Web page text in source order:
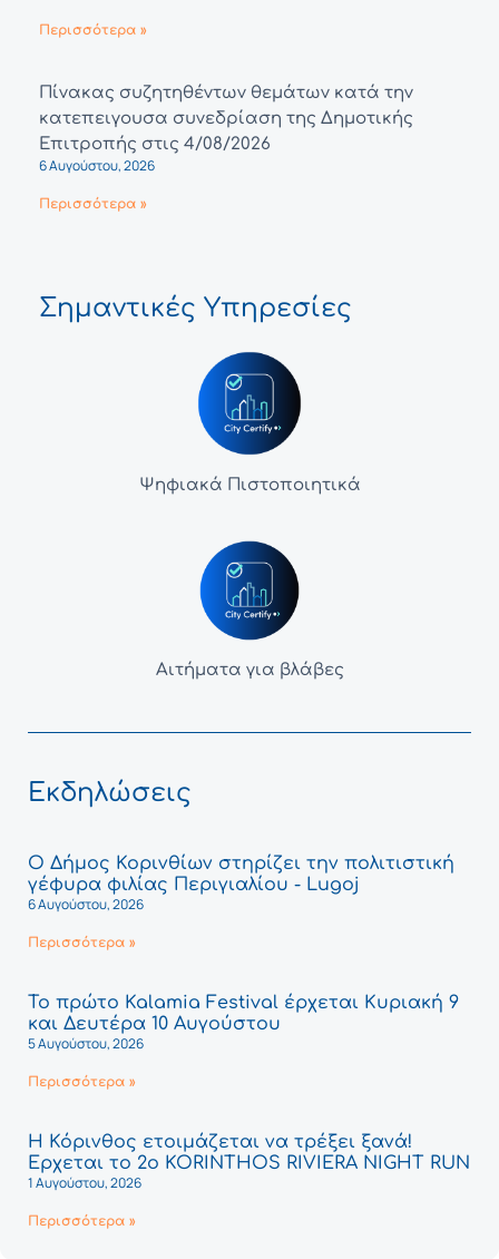
Περισσότερα »
Πίνακας συζητηθέντων θεμάτων κατά την
κατεπειγουσα συνεδρίαση της Δημοτικής
Επιτροπής στις 4/08/2026
6 Αυγούστου, 2026
Περισσότερα »
Σημαντικές Υπηρεσίες
Ψηφιακά Πιστοποιητικά
Αιτήματα για βλάβες
Εκδηλώσεις
Ο Δήμος Κορινθίων στηρίζει την πολιτιστική
γέφυρα φιλίας Περιγιαλίου - Lugoj
6 Αυγούστου, 2026
Περισσότερα »
Το πρώτο Kalamia Festival έρχεται Κυριακή 9
και Δευτέρα 10 Αυγούστου
5 Αυγούστου, 2026
Περισσότερα »
Η Κόρινθος ετοιμάζεται να τρέξει ξανά!
Έρχεται το 2ο KORINTHOS RIVIERA NIGHT RUN
1 Αυγούστου, 2026
Περισσότερα »